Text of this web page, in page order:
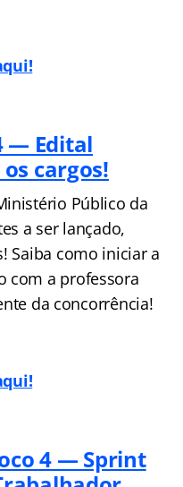
— Edital
cargos!
Público da
a ser lançado,
Saiba como iniciar a
com a professora
da concorrência!
4 — Sprint